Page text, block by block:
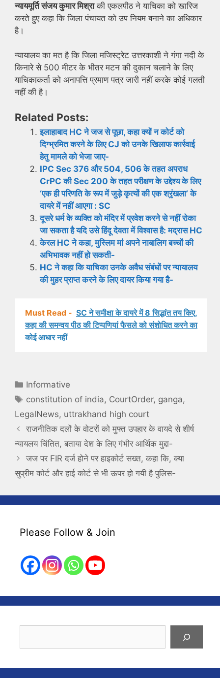
न्यायमूर्ति संजय कुमार मिश्राकी एकलपीठ ने याचिका को खारिज
करते हुए कहा कि जिला पंचायत को उप नियम बनाने का अधिकार
है।
न्यायालय का मत है कि जिला मजिस्ट्रेट उत्तरकाशी ने गंगा नदी के
किनारे से 500 मीटर के भीतर मटन की दुकान चलाने के लिए
याचिकाकर्ता को अनापत्ति प्रमाण पत्र जारी नहीं करके कोई गलती
नहीं की है।
Related Posts:
इलाहाबाद HC ने जज से पूछा, कहा क्यों न कोर्ट को
दिग्भ्रमित करने के लिए CJ को उनके खिलाफ कार्रवाई
हेतु मामले को भेजा जाए-
IPC Sec 376 और 504, 506 के तहत अपराध
CrPC की Sec 200 के तहत परीक्षण के उद्देश्य के लिए
‘एक ही परिणति के रूप में जुड़े कृत्यों की एक श्रृंखला’ के
दायरे में नहीं आएगा : SC
दूसरे धर्म के व्यक्ति को मंदिर में प्रवेश करने से नहीं रोका
जा सकता है यदि उसे हिंदू देवता में विश्वास है: मद्रास HC
केरल HC ने कहा, मुस्लिम मां अपने नाबालिग बच्चों की
अभिभावक नहीं हो सकती-
HC ने कहा कि याचिका उनके अवैध संबंधों पर न्यायालय
की मुहर प्राप्त करने के लिए दायर किया गया है-
Must Read - SC ने समीक्षा के दायरे में 8 सिद्धांत तय किए,
कहा की समन्वय पीठ की टिप्पणियां फैसले को संशोधित करने का
कोई आधार नहीं
Categories
Informative
Tags
constitution of india, CourtOrder, ganga,
LegalNews, uttrakhand high court
राजनीतिक दलों के वोटरों को मुफ्त उपहार के वायदे से शीर्ष
न्यायलय चिंतित, बताया देश के लिए गंभीर आर्थिक मुद्दा-
जज पर FIR दर्ज होने पर हाइकोर्ट सख्त, कहा कि, क्या
सुप्रीम कोर्ट और हाई कोर्ट से भी ऊपर हो गयी है पुलिस-
Please Follow & Join